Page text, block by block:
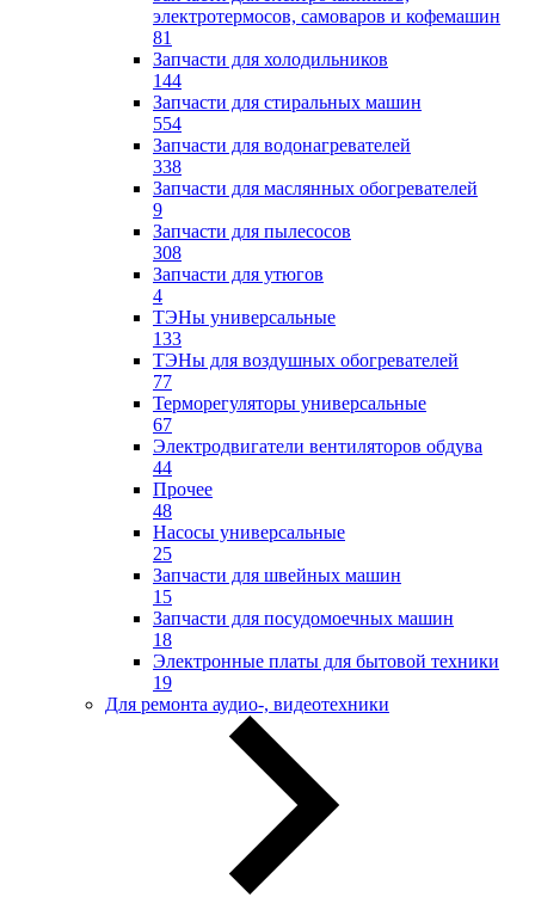
электротермосов, самоваров и кофемашин
81
Запчасти для холодильников
144
Запчасти для стиральных машин
554
Запчасти для водонагревателей
338
Запчасти для маслянных обогревателей
9
Запчасти для пылесосов
308
Запчасти для утюгов
4
ТЭНы универсальные
133
ТЭНы для воздушных обогревателей
77
Терморегуляторы универсальные
67
Электродвигатели вентиляторов обдува
44
Прочее
48
Насосы универсальные
25
Запчасти для швейных машин
15
Запчасти для посудомоечных машин
18
Электронные платы для бытовой техники
19
Для ремонта аудио-, видеотехники